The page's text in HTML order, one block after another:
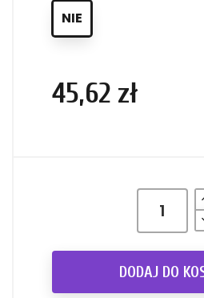
NIE
45,62 zł
DODAJ DO